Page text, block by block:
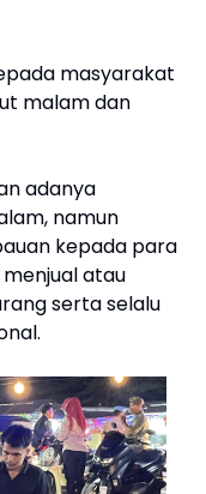
masyarakat
malam dan
adanya
namun
kepada para
atau
serta selalu